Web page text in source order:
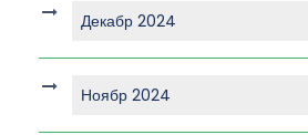
Декабр 2024
Ноябр 2024